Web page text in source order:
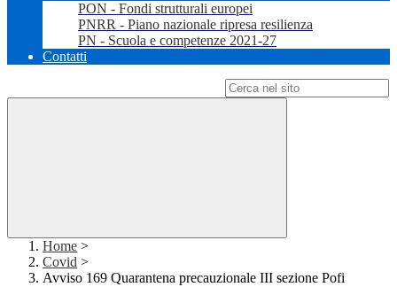
PON - Fondi strutturali europei
PNRR - Piano nazionale ripresa resilienza
PN - Scuola e competenze 2021-27
Contatti
Home >
Covid >
Avviso 169 Quarantena precauzionale III sezione Pofi